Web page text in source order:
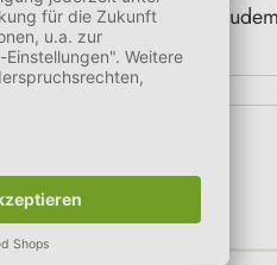
reich an Nährstoffen.